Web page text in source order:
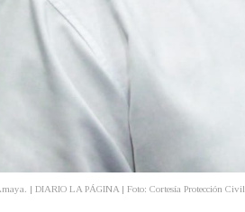
| DIARIO LA PÁGINA | Foto: Cortesía Protección Civil.